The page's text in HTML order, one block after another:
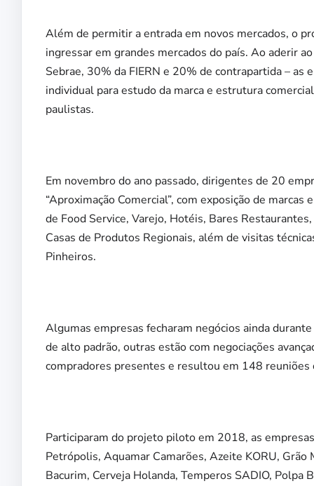
Além de permitir a entrada em novos mercados, o
ingressar em grandes mercados do país. Ao aderir
Sebrae, 30% da FIERN e 20% de contrapartida –
individual para estudo da marca e estrutura
paulistas.
Em novembro do ano passado, dirigentes de 20
“Aproximação Comercial”, com exposição de
de Food Service, Varejo, Hotéis, Bares
Casas de Produtos Regionais, além de visitas
Pinheiros.
Algumas empresas fecharam negócios ainda
de alto padrão, outras estão com negociações
compradores presentes e resultou em 148
Participaram do projeto piloto em 2018, as empresas
Petrópolis, Aquamar Camarões, Azeite KORU,
Bacurim, Cerveja Holanda, Temperos SADIO,